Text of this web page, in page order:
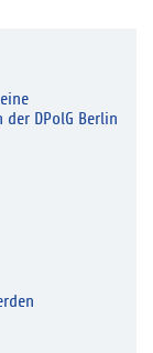
DPolG Berlin